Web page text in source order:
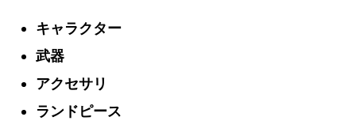
キャラクター
武器
アクセサリ
ランドピース